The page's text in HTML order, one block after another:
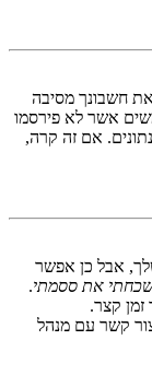
חשבונך מסיבה
אשר לא פירסמו
אם זה קרה,
אבל כן אפשר
את ססמתי.
קצר.
קשר עם מנהל